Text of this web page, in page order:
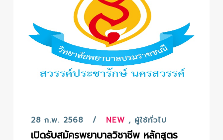
28 ก.พ. 2568 NEW , ผู้ใช้ทั่วไป
เปิดรับสมัครพยาบาลวิชาชีพ หลักสูตร